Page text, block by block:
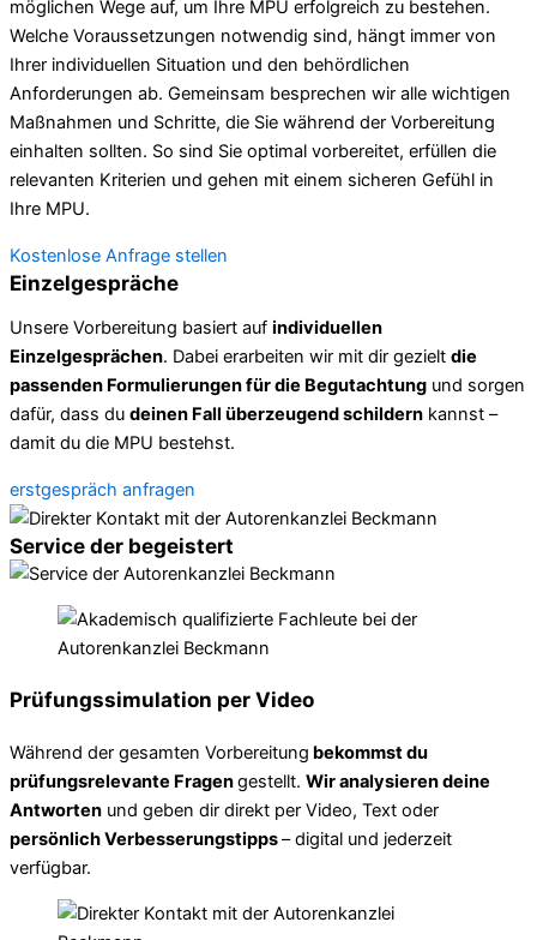
möglichen Wege auf, um Ihre MPU erfolgreich zu bestehen.
Welche Voraussetzungen notwendig sind, hängt immer von
Ihrer individuellen Situation und den behördlichen
Anforderungen ab. Gemeinsam besprechen wir alle wichtigen
Maßnahmen und Schritte, die Sie während der Vorbereitung
einhalten sollten. So sind Sie optimal vorbereitet, erfüllen die
relevanten Kriterien und gehen mit einem sicheren Gefühl in
Ihre MPU.
Kostenlose Anfrage stellen
Einzelgespräche
Unsere Vorbereitung basiert auf individuellen
Einzelgesprächen. Dabei erarbeiten wir mit dir gezielt die
passenden Formulierungen für die Begutachtung und sorgen
dafür, dass du deinen Fall überzeugend schildern kannst –
damit du die MPU bestehst.
erstgespräch anfragen
Service der begeistert
Prüfungssimulation per Video
Während der gesamten Vorbereitung bekommst du
prüfungsrelevante Fragengestellt. Wir analysieren deine
Antworten und geben dir direkt per Video, Text oder
persönlich Verbesserungstipps– digital und jederzeit
verfügbar.